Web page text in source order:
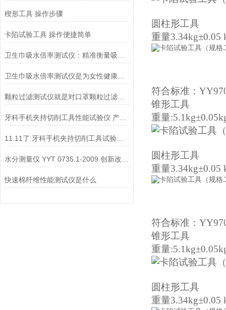
楔形工具 操作步骤
卡陷试验工具 操作便捷简单
卫生巾吸水倍率测试仪是为女性健康护航的重要科技工具
颗粒过滤测试仪就是对口罩颗粒过滤效率进行测试和评估的重要工具
牙科手机夹持切削工具性能试验仪 产品简介上海徽涛
11.11了 牙科手机夹持切削工具试验仪 * 是否出手？上海徽涛！
快速棉纤维性能测试仪是什么
圆柱形工具
重量3.34kg±0.05
符合标准：
锥形工具
重量
圆柱形工具
重量3.34kg±0.05
符合标准：
锥形工具
重量
圆柱形工具
重量3.34kg±0.05